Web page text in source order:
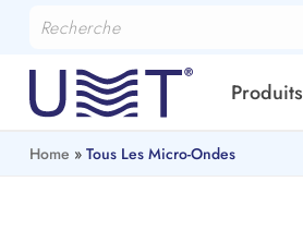
Produits
Home » Tous Les Micro-Ondes